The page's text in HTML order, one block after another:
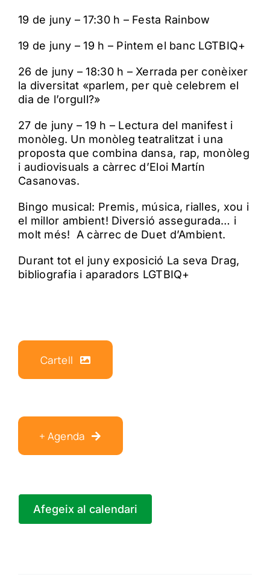
19 de juny – 17:30 h – Festa Rainbow
19 de juny – 19 h – Pintem el banc LGTBIQ+
26 de juny – 18:30 h – Xerrada per conèixer
la diversitat «parlem, per què celebrem el
dia de l’orgull?»
27 de juny – 19 h – Lectura del manifest i
monòleg. Un monòleg teatralitzat i una
proposta que combina dansa, rap, monòleg
i audiovisuals a càrrec d’Eloi Martín
Casanovas.
Bingo musical: Premis, música, rialles, xou i
el millor ambient! Diversió assegurada… i
molt més! A càrrec de Duet d’Ambient.
Durant tot el juny exposició La seva Drag,
bibliografia i aparadors LGTBIQ+
Cartell
+ Agenda
Afegeix al calendari